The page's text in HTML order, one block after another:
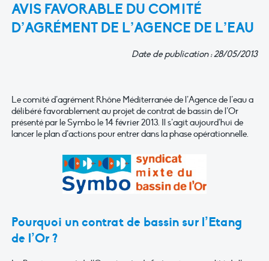
AVIS FAVORABLE DU COMITÉ
D’AGRÉMENT DE L’AGENCE DE L’EAU
Date de publication : 28/05/2013
Le comité d’agrément Rhône Méditerranée de l’Agence de l’eau a
délibéré favorablement au projet de contrat de bassin de l’Or
présenté par le Symbo le 14 février 2013. Il s’agit aujourd’hui de
lancer le plan d’actions pour entrer dans la phase opérationnelle.
Pourquoi un contrat de bassin sur l’Etang
de l’Or ?